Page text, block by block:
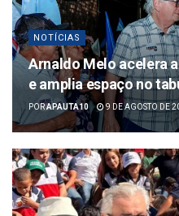
NOTÍCIAS
Arnaldo Melo acelera
e amplia espaço no
PORAPAUTA10 9 DE AGOSTO DE